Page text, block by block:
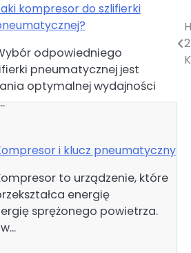
kompresor do szlifierki
odpowiedniego
pneumatycznej jest
optymalnej wydajności
i klucz pneumatyczny
to urządzenie, które
energię
sprężonego powietrza.